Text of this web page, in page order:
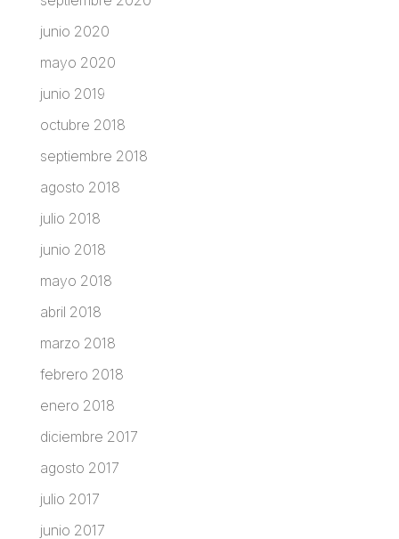
junio 2020
mayo 2020
junio 2019
octubre 2018
septiembre 2018
agosto 2018
julio 2018
junio 2018
mayo 2018
abril 2018
marzo 2018
febrero 2018
enero 2018
diciembre 2017
agosto 2017
julio 2017
junio 2017